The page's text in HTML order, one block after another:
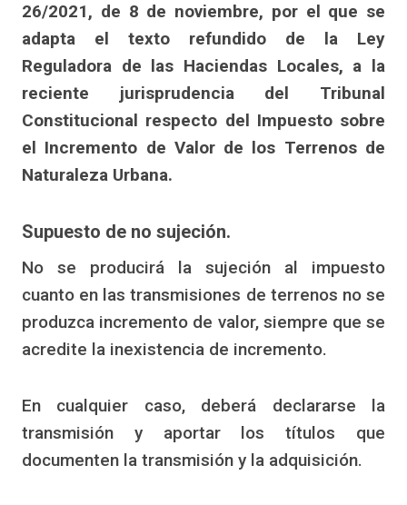
26/2021, de 8 de noviembre, por el que se
adapta el texto refundido de la Ley
Reguladora de las Haciendas Locales, a la
reciente jurisprudencia del Tribunal
Constitucional respecto del Impuesto sobre
el Incremento de Valor de los Terrenos de
Naturaleza Urbana.
Supuesto de no sujeción.
No se producirá la sujeción al impuesto
cuanto en las transmisiones de terrenos no se
produzca incremento de valor, siempre que se
acredite la inexistencia de incremento.
En cualquier caso, deberá declararse la
transmisión y aportar los títulos que
documenten la transmisión y la adquisición.